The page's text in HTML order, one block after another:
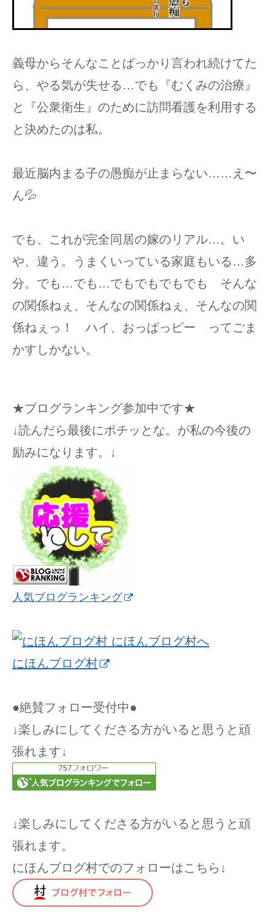
義母からそんなことばっかり言われ続けてた
ら、やる気が失せる…でも『むくみの治療』
と『公衆衛生』のために訪問看護を利用する
と決めたのは私。
最近脳内まる子の愚痴が止まらない……え〜
ん💦
でも、これが完全同居の嫁のリアル…。い
や、違う。うまくいっている家庭もいる…多
分。でも…でも…でもでもでもでも そんな
の関係ねぇ、そんなの関係ねぇ、そんなの関
係ねぇっ！ ハイ、おっぱっピー ってごま
かすしかない。
★ブログランキング参加中です★
↓読んだら最後にポチッとな。が私の今後の
励みになります。↓
人気ブログランキング
にほんブログ村
●絶賛フォロー受付中●
↓楽しみにしてくださる方がいると思うと頑
張れます↓
↓楽しみにしてくださる方がいると思うと頑
張れます。
にほんブログ村でのフォローはこちら↓